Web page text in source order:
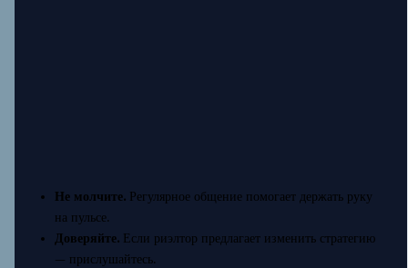
Не молчите.Регулярное общение помогает держать руку
на пульсе.
Доверяйте.Если риэлтор предлагает изменить стратегию
— прислушайтесь.